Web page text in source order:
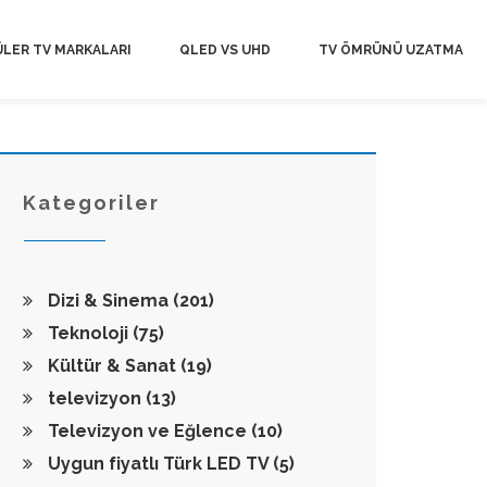
TV MARKALARI QLED VS UHD TV ÖMRÜNÜ UZATMA
Kategoriler
Dizi & Sinema (201)
Teknoloji (75)
Kültür & Sanat (19)
televizyon (13)
Televizyon ve Eğlence (10)
Uygun fiyatlı Türk LED TV (5)